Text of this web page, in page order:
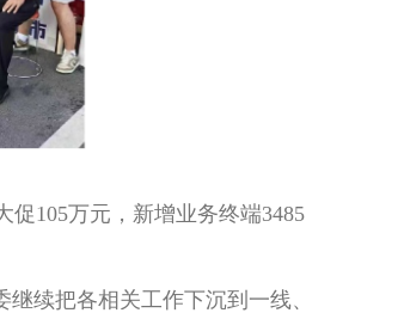
105万元，新增业务终端3485
续把各相关工作下沉到一线、